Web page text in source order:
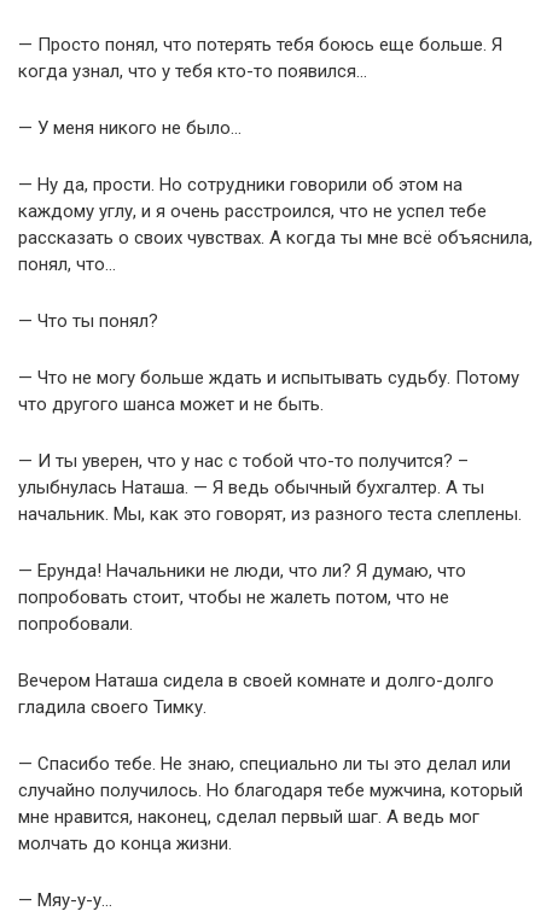
— Просто понял, что потерять тебя боюсь еще больше. Я
когда узнал, что у тебя кто-то появился…
— У меня никого не было…
— Ну да, прости. Но сотрудники говорили об этом на
каждому углу, и я очень расстроился, что не успел тебе
рассказать о своих чувствах. А когда ты мне всё объяснила,
понял, что…
— Что ты понял?
— Что не могу больше ждать и испытывать судьбу. Потому
что другого шанса может и не быть.
— И ты уверен, что у нас с тобой что-то получится? –
улыбнулась Наташа. — Я ведь обычный бухгалтер. А ты
начальник. Мы, как это говорят, из разного теста слеплены.
— Ерунда! Начальники не люди, что ли? Я думаю, что
попробовать стоит, чтобы не жалеть потом, что не
попробовали.
Вечером Наташа сидела в своей комнате и долго-долго
гладила своего Тимку.
— Спасибо тебе. Не знаю, специально ли ты это делал или
случайно получилось. Но благодаря тебе мужчина, который
мне нравится, наконец, сделал первый шаг. А ведь мог
молчать до конца жизни.
— Мяу-у-у…